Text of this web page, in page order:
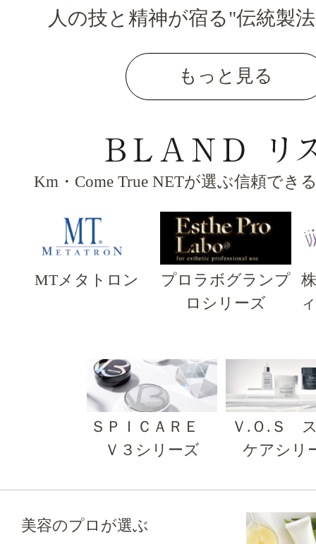
人の技と精神が宿る"伝統製
もっと見る
Km・Come True NETが選ぶ信頼でき
MTメタトロン
プロラボグランプ
ロシリーズ
ＳＰＩＣＡＲＥ
Ｖ３シリーズ
Ｖ.Ｏ.Ｓ
ケアシリ
美容のプロが選ぶ